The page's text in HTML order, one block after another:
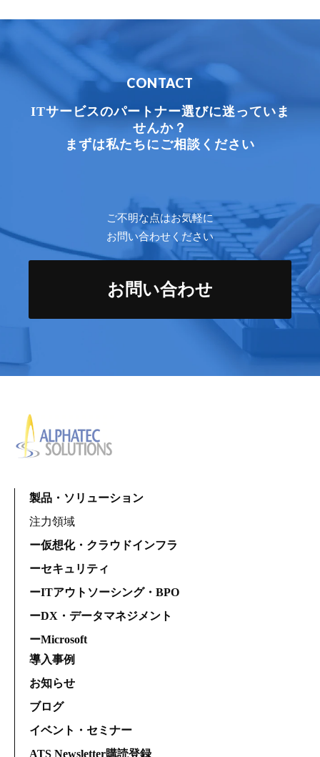
CONTACT
ITサービスのパートナー選びに迷っていま
せんか？
まずは私たちにご相談ください
ご不明な点はお気軽に
お問い合わせください
お問い合わせ
製品・ソリューション
注力領域
ー仮想化・クラウドインフラ
ーセキュリティ
ーITアウトソーシング・BPO
ーDX・データマネジメント
ーMicrosoft
導入事例
お知らせ
ブログ
イベント・セミナー
ATS Newsletter購読登録